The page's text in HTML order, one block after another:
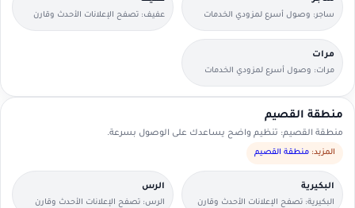
ساجر: وصول أسرع لمزودي الخدمات
القريبين منك.
عفيف: تصفح الإعلانات الأحدث وقارن
التفاصيل بسرعة.
مرات
مرات: وصول أسرع لمزودي الخدمات
القريبين منك.
منطقة القصيم
منطقة القصيم: تنظيم واضح يساعدك على الوصول بسرعة.
المزيد: منطقة القصيم
البكيرية
البكيرية: تصفح الإعلانات الأحدث وقارن
الرس
الرس: تصفح الإعلانات الأحدث وقارن